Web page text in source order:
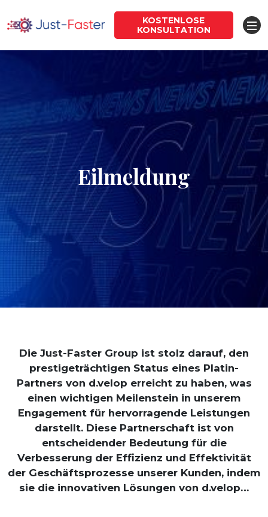
KOSTENLOSE
KONSULTATION
Eilmeldung
Die Just-Faster Group ist stolz darauf, den
prestigeträchtigen Status eines Platin-
Partners von d.velop erreicht zu haben, was
einen wichtigen Meilenstein in unserem
Engagement für hervorragende Leistungen
darstellt. Diese Partnerschaft ist von
entscheidender Bedeutung für die
Verbesserung der Effizienz und Effektivität
der Geschäftsprozesse unserer Kunden, indem
sie die innovativen Lösungen von d.velop…